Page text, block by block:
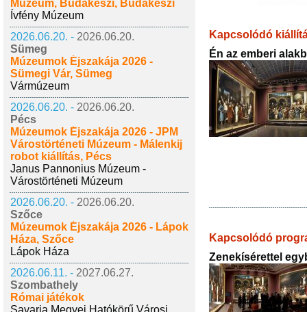
Múzeum, Budakeszi, Budakeszi
Ívfény Múzeum
2026.06.20. - 2026.06.20.
Sümeg
Múzeumok Éjszakája 2026 -
Sümegi Vár, Sümeg
Vármúzeum
2026.06.20. - 2026.06.20.
Pécs
Múzeumok Éjszakája 2026 - JPM
Várostörténeti Múzeum - Málenkij
robot kiállítás, Pécs
Janus Pannonius Múzeum -
Várostörténeti Múzeum
2026.06.20. - 2026.06.20.
Szőce
Múzeumok Éjszakája 2026 - Lápok
Háza, Szőce
Lápok Háza
2026.06.11. - 2027.06.27.
Szombathely
Római játékok
Savaria Megyei Hatókörű Városi
Kapcsolódó
Én az emberi
Kapcsolódó
Zenekísérettel